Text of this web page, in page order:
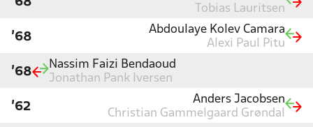
Tobias Lauritsen
'68
Abdoulaye Kolev Camara
Alexi Paul Pitu
'68
Nassim Faizi Bendaoud
Jonathan Pank Iversen
'62
Anders Jacobsen
Christian Gammelgaard Grøndal